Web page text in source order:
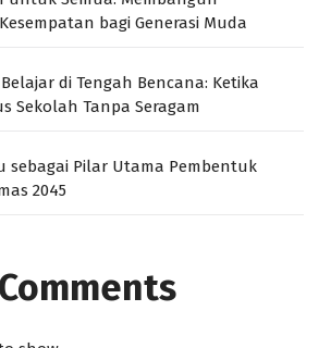
bagi Generasi Muda
di Tengah Bencana: Ketika
Sekolah Tanpa Seragam
sebagai Pilar Utama Pembentuk
2045